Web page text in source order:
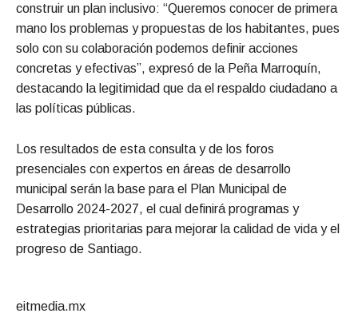
construir un plan inclusivo: “Queremos conocer de primera
mano los problemas y propuestas de los habitantes, pues
solo con su colaboración podemos definir acciones
concretas y efectivas”, expresó de la Peña Marroquín,
destacando la legitimidad que da el respaldo ciudadano a
las políticas públicas.
Los resultados de esta consulta y de los foros
presenciales con expertos en áreas de desarrollo
municipal serán la base para el Plan Municipal de
Desarrollo 2024-2027, el cual definirá programas y
estrategias prioritarias para mejorar la calidad de vida y el
progreso de Santiago.
eitmedia.mx